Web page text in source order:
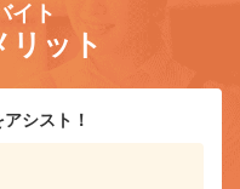
イト
リット
シスト！